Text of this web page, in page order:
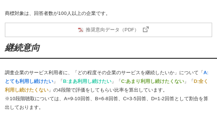
商標対象は、回答者数が100人以上の企業です。
推奨意向データ（PDF）
継続意向
調査企業のサービス利用者に、「どの程度その企業のサービスを継続したいか」について「A:
とても利用し続けたい 」「B:まあ利用し続けたい 」「C:あまり利用し続けたくない 」「D:全く
利用し続けたくない 」の4段階で評価をしてもらい比率を算出しています。
※10段階聴取については、A=9-10回答、B=6-8回答、C=3-5回答、D=1-2回答として割合を算
出しております。